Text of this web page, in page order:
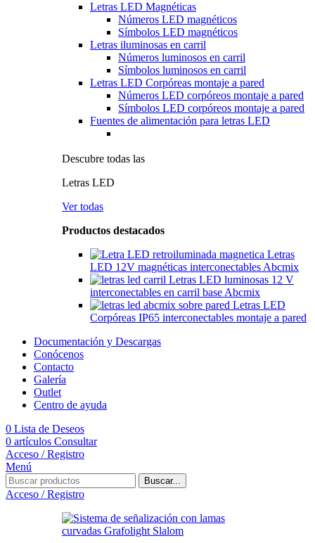
Letras LED Magnéticas
Números LED magnéticos
Símbolos LED magnéticos
Letras iluminosas en carril
Números luminosos en carril
Símbolos luminosos en carril
Letras LED Corpóreas montaje a pared
Números LED corpóreos montaje a pared
Símbolos LED corpóreos montaje a pared
Fuentes de alimentación para letras LED
Descubre todas las
Letras LED
Ver todas
Productos destacados
Letras
LED 12V magnéticas interconectables Abcmix
Letras LED luminosas 12 V
interconectables en carril base Abcmix
Letras LED
Corpóreas IP65 interconectables montaje a pared
Documentación y Descargas
Conócenos
Contacto
Galería
Outlet
Centro de ayuda
0 Lista de Deseos
0 artículos Consultar
Acceso / Registro
Menú
Buscar...
Acceso / Registro